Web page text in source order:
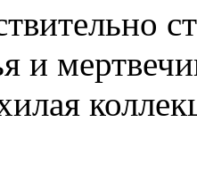
и